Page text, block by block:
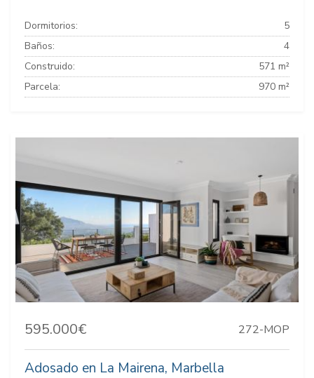
Dormitorios:
5
Baños:
4
Construido:
571 m²
Parcela:
970 m²
595.000€ 272-MOP
Adosado en La Mairena, Marbella